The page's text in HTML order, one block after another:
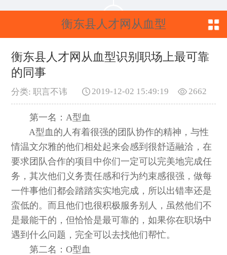
衡东县人才网从血型
识别职场上最可靠的
衡东县人才网从血型识别职场上最可靠
的同事
分类: 职言不讳 2662
2019-12-02 15:49:19
第一名：A型血
A型血的人有着很强的团队协作的精神，与性
情温文尔雅的他们相处起来会感到很舒适融洽，在
要求团队合作的项目中你们一定可以完美地完成任
务，其次他们义务责任感和行为约束感很强，做每
一件事他们都会踏踏实实地完成，所以出错率还是
蛮低的。而且他们也很积极服务别人，虽然他们不
是最能干的，但恰恰是最可靠的，如果你在职场中
遇到什么问题，完全可以去找他们帮忙。
第二名：O型血